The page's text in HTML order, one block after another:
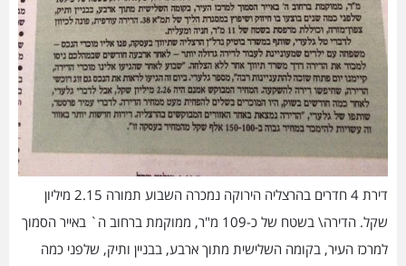
דירת 4 חדרים בהרצליה הירוקה נמכרה השבוע תמורה 2.15 מיליון
שקל. הדירה\ בשטח של כ-109 מ"ר, ממוקמת ברחוב ה` באייר הסמוך
למרכז העיר, בקומה השלישית מתוך ארבע, בבניין ותיק, שלפני כמה